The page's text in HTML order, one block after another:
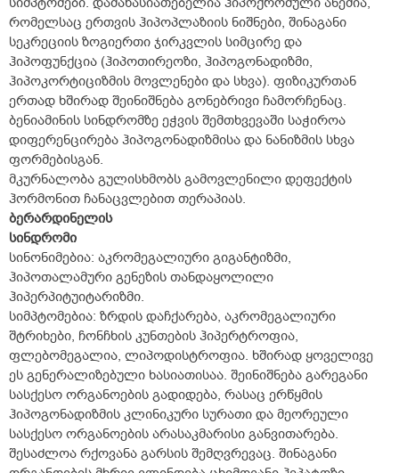
რომელსაც ერთვის ჰიპოპლაზიის ნიშნები, შინაგანი
სეკრეციის ზოგიერთი ჯირკვლის სიმცირე და
ჰიპოფუნქცია (ჰიპოთირეოზი, ჰიპოგონადიზმი,
ჰიპოკორტიციზმის მოვლენები და სხვა). ფიზიკურთან
ერთად ხშირად შეინიშნება გონებრივი ჩამორჩენაც.
ბენიამინის სინდრომზე ეჭვის შემთხვევაში საჭიროა
დიფერენცირება ჰიპოგონადიზმისა და ნანიზმის სხვა
ფორმებისგან.
მკურნალობა გულისხმობს გამოვლენილი დეფექტის
ჰორმონით ჩანაცვლებით თერაპიას.
ბერარდინელის
სინდრომი
სინონიმებია: აკრომეგალიური გიგანტიზმი,
ჰიპოთალამური გენეზის თანდაყოლილი
ჰიპერპიტუიტარიზმი.
სიმპტომებია: ზრდის დაჩქარება, აკრომეგალიური
შტრიხები, ჩონჩხის კუნთების ჰიპერტროფია,
ფლებომეგალია, ლიპოდისტროფია. ხშირად ყოველივე
ეს გენერალიზებული ხასიათისაა. შეინიშნება გარეგანი
სასქესო ორგანოების გადიდება, რასაც ერწყმის
ჰიპოგონადიზმის კლინიკური სურათი და მეორეული
სასქესო ორგანოების არასაკმარისი განვითარება.
შესაძლოა რქოვანა გარსის შემღვრევაც. შინაგანი